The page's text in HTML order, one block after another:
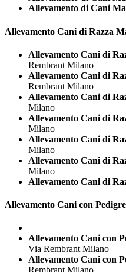
Allevamento di Cani
Allevamento Cani di Razza
Allevamento Cani di
Rembrant Milano
Allevamento Cani di
Rembrant Milano
Allevamento Cani di
Milano
Allevamento Cani di
Milano
Allevamento Cani di
Milano
Allevamento Cani di
Milano
Allevamento Cani di
Allevamento Cani con
Allevamento Cani con
Via Rembrant Milano
Allevamento Cani con